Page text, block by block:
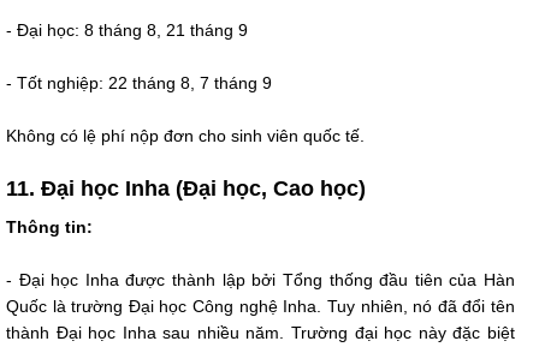
- Đại học: 8 tháng 8, 21 tháng 9
- Tốt nghiệp: 22 tháng 8, 7 tháng 9
Không có lệ phí nộp đơn cho sinh viên quốc tế.
11. Đại học Inha (Đại học, Cao học)
Thông tin:
- Đại học Inha được thành lập bởi Tổng thống đầu tiên của Hàn
Quốc là trường Đại học Công nghệ Inha. Tuy nhiên, nó đã đổi tên
thành Đại học Inha sau nhiều năm. Trường đại học này đặc biệt